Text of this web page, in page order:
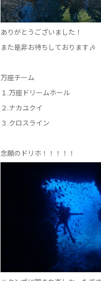
ありがとうございました！
また是非お待ちしております🎶
万座チーム
１.万座ドリームホール
２.ナカユクイ
３.クロスライン
念願のドリホ！！！！！